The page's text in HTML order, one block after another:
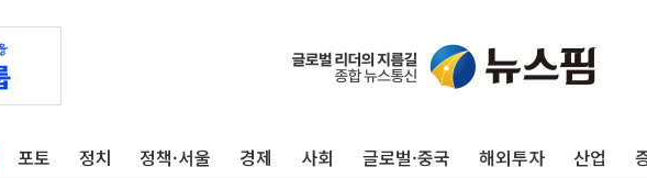
포토 정치 정책·서울 경제 사회 글로벌·중국 해외투자 산업
태국 학교서 중학생
40.2도 찍은 서울
신세계사이먼 '대구